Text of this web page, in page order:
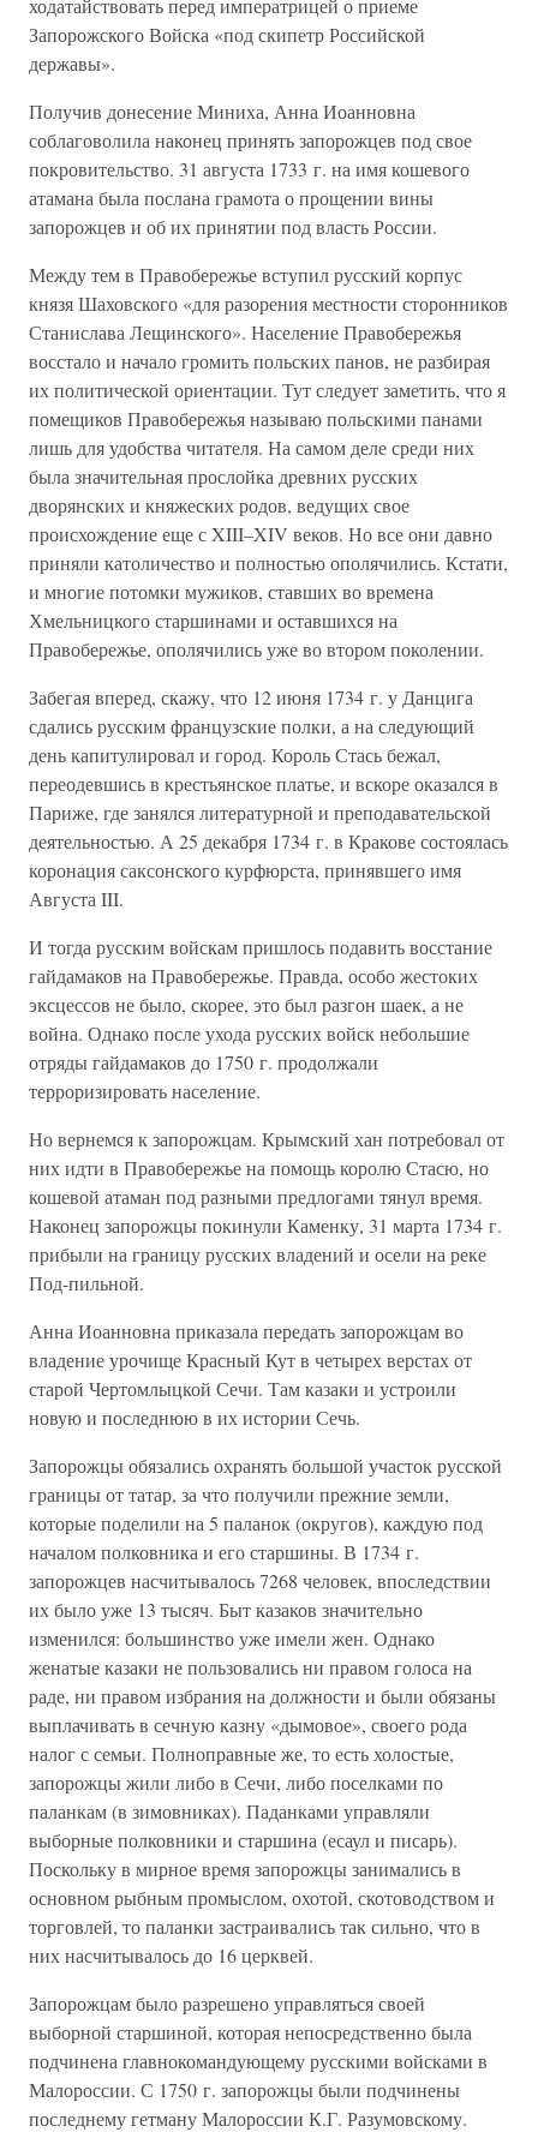
ходатайствовать перед императрицей о приеме
Запорожского Войска «под скипетр Российской
державы».
Получив донесение Миниха, Анна Иоанновна
соблаговолила наконец принять запорожцев под свое
покровительство. 31 августа 1733 г. на имя кошевого
атамана была послана грамота о прощении вины
запорожцев и об их принятии под власть России.
Между тем в Правобережье вступил русский корпус
князя Шаховского «для разорения местности сторонников
Станислава Лещинского». Население Правобережья
восстало и начало громить польских панов, не разбирая
их политической ориентации. Тут следует заметить, что я
помещиков Правобережья называю польскими панами
лишь для удобства читателя. На самом деле среди них
была значительная прослойка древних русских
дворянских и княжеских родов, ведущих свое
происхождение еще с XIII–XIV веков. Но все они давно
приняли католичество и полностью ополячились. Кстати,
и многие потомки мужиков, ставших во времена
Хмельницкого старшинами и оставшихся на
Правобережье, ополячились уже во втором поколении.
Забегая вперед, скажу, что 12 июня 1734 г. у Данцига
сдались русским французские полки, а на следующий
день капитулировал и город. Король Стась бежал,
переодевшись в крестьянское платье, и вскоре оказался в
Париже, где занялся литературной и преподавательской
деятельностью. А 25 декабря 1734 г. в Кракове состоялась
коронация саксонского курфюрста, принявшего имя
Августа III.
И тогда русским войскам пришлось подавить восстание
гайдамаков на Правобережье. Правда, особо жестоких
эксцессов не было, скорее, это был разгон шаек, а не
война. Однако после ухода русских войск небольшие
отряды гайдамаков до 1750 г. продолжали
терроризировать население.
Но вернемся к запорожцам. Крымский хан потребовал от
них идти в Правобережье на помощь королю Стасю, но
кошевой атаман под разными предлогами тянул время.
Наконец запорожцы покинули Каменку, 31 марта 1734 г.
прибыли на границу русских владений и осели на реке
Под-пильной.
Анна Иоанновна приказала передать запорожцам во
владение урочище Красный Кут в четырех верстах от
старой Чертомлыцкой Сечи. Там казаки и устроили
новую и последнюю в их истории Сечь.
Запорожцы обязались охранять большой участок русской
границы от татар, за что получили прежние земли,
которые поделили на 5 паланок (округов), каждую под
началом полковника и его старшины. В 1734 г.
запорожцев насчитывалось 7268 человек, впоследствии
их было уже 13 тысяч. Быт казаков значительно
изменился: большинство уже имели жен. Однако
женатые казаки не пользовались ни правом голоса на
раде, ни правом избрания на должности и были обязаны
выплачивать в сечную казну «дымовое», своего рода
налог с семьи. Полноправные же, то есть холостые,
запорожцы жили либо в Сечи, либо поселками по
паланкам (в зимовниках). Паданками управляли
выборные полковники и старшина (есаул и писарь).
Поскольку в мирное время запорожцы занимались в
основном рыбным промыслом, охотой, скотоводством и
торговлей, то паланки застраивались так сильно, что в
них насчитывалось до 16 церквей.
Запорожцам было разрешено управляться своей
выборной старшиной, которая непосредственно была
подчинена главнокомандующему русскими войсками в
Малороссии. С 1750 г. запорожцы были подчинены
последнему гетману Малороссии К.Г. Разумовскому.